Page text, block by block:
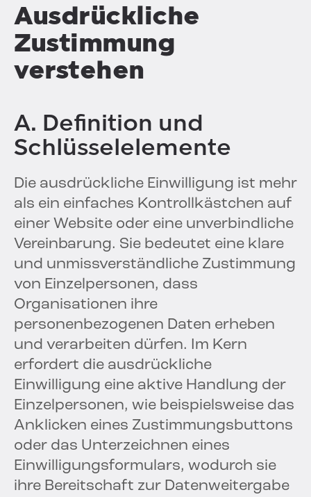
Ausdrückliche
Zustimmung
verstehen
A. Definition und
Schlüsselelemente
Die ausdrückliche Einwilligung ist mehr
als ein einfaches Kontrollkästchen auf
einer Website oder eine unverbindliche
Vereinbarung. Sie bedeutet eine klare
und unmissverständliche Zustimmung
von Einzelpersonen, dass
Organisationen ihre
personenbezogenen Daten erheben
und verarbeiten dürfen. Im Kern
erfordert die ausdrückliche
Einwilligung eine aktive Handlung der
Einzelpersonen, wie beispielsweise das
Anklicken eines Zustimmungsbuttons
oder das Unterzeichnen eines
Einwilligungsformulars, wodurch sie
ihre Bereitschaft zur Datenweitergabe